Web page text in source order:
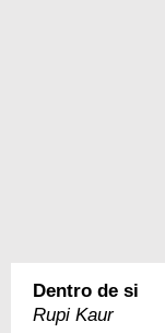
Dentro de si
Rupi Kaur